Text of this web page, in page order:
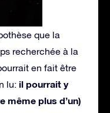
que la
recherchée à la
en fait être
lu: il pourrait y
même plus d’un)